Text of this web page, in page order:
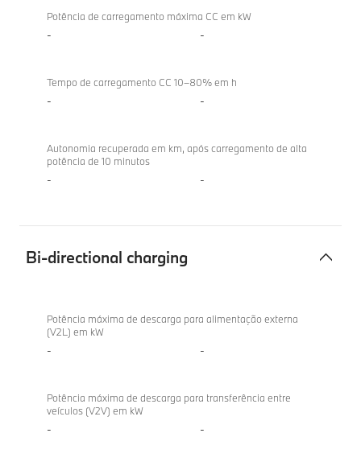
Potência de carregamento máxima CC em kW
- -
Tempo de carregamento CC 10–80% em h
- -
Autonomia recuperada em km, após carregamento de alta
potência de 10 minutos
- -
Bi-directional charging
directional
charging
Potência máxima de descarga para alimentação externa
(V2L) em kW
- -
Potência máxima de descarga para transferência entre
veículos (V2V) em kW
- -